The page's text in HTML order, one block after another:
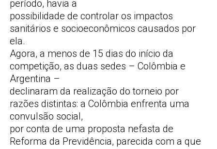
período, havia a
possibilidade de controlar os impactos
sanitários e socioeconômicos causados por
ela.
Agora, a menos de 15 dias do início da
competição, as duas sedes – Colômbia e
Argentina –
declinaram da realização do torneio por
razões distintas: a Colômbia enfrenta uma
convulsão social,
por conta de uma proposta nefasta de
Reforma da Previdência, parecida com a que